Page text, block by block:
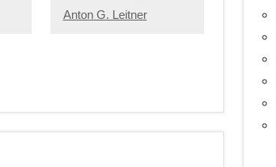
Anton G. Leitner